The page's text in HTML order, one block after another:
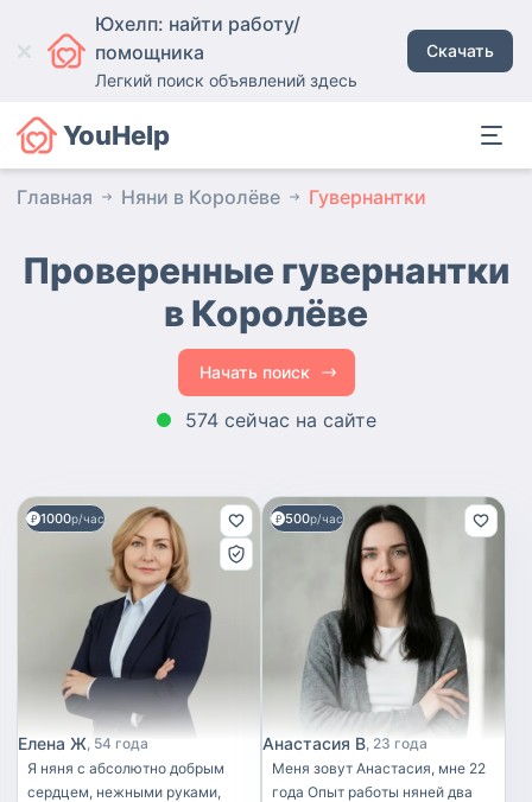
Юхелп: найти работу/
помощника
Легкий поиск объявлений здесь
Скачать
YouHelp
Главная Няни в Королёве Гувернантки
Проверенные гувернантки
в Королёве
Начать поиск
574 сейчас на сайте
1000р/час
Елена Ж 54 года
Я няня с абсолютно добрым
сердцем, нежными руками,
500р/час
Анастасия В 23 года
Меня зовут Анастасия, мне 22
года Опыт работы няней два